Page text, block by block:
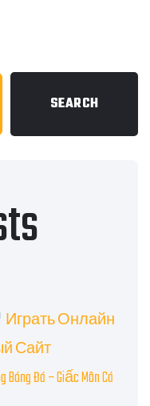
SEARCH
Играть Онлайн
Сайт
Bóng Đá – Giấc Môn Cá